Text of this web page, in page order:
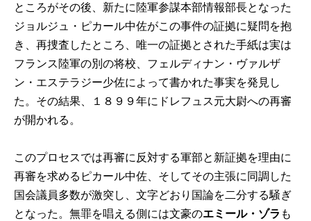
ところがその後、新たに陸軍参謀本部情報部長となった
ジョルジュ・ピカール中佐がこの事件の証拠に疑問を抱
き、再捜査したところ、唯一の証拠とされた手紙は実は
フランス陸軍の別の将校、フェルディナン・ヴァルザ
ン・エステラジー少佐によって書かれた事実を発見し
た。その結果、１８９９年にドレフュス元大尉への再審
が開かれる。
このプロセスでは再審に反対する軍部と新証拠を理由に
再審を求めるピカール中佐、そしてその主張に同調した
国会議員多数が激突し、文字どおり国論を二分する騒ぎ
となった。無罪を唱える側には文豪のエミール・ゾラ も